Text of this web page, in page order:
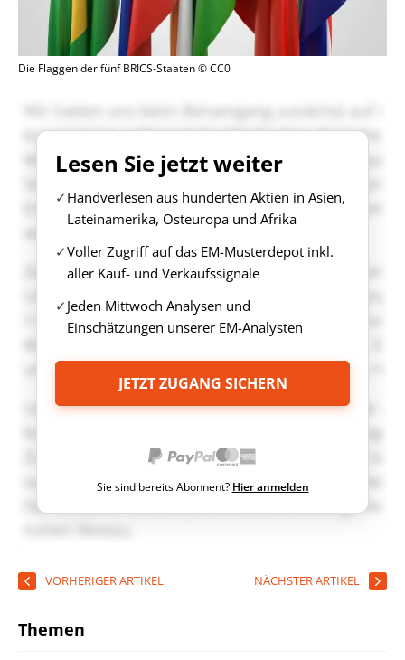
Die Flaggen der fünf BRICS-Staaten © CC0
Lesen Sie jetzt weiter
Handverlesen aus hunderten Aktien in Asien,
Lateinamerika, Osteuropa und Afrika
Voller Zugriff auf das EM-Musterdepot inkl.
aller Kauf- und Verkaufssignale
Jeden Mittwoch Analysen und
Einschätzungen unserer EM-Analysten
JETZT ZUGANG SICHERN
Sie sind bereits Abonnent? Hier anmelden
VORHERIGER ARTIKEL NÄCHSTER ARTIKEL
Themen